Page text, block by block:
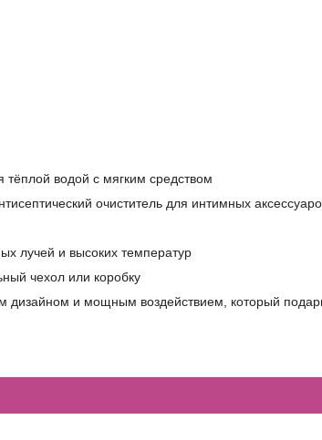
водой с мягким средством
очиститель для интимных
лучей и высоких температур
чехол или коробку
дизайном и мощным воздействием, который